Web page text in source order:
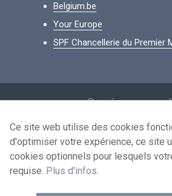
Belgium.be
Your Europe
SPF Chancellerie du Premier
Données
Conditions de
Contactez-nous
Ce site web utilise des cookies
d'optimiser votre expérience, ce site
cookies optionnels pour lesquels
requise. Plus d'infos.